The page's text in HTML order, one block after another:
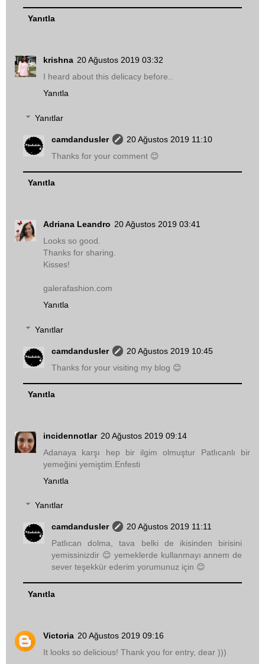
Yanıtla
krishna 20 Ağustos 2019 03:32
I heard about this delicacy before..
Yanıtla
Yanıtlar
camdandusler
20 Ağustos 2019 11:10
Thanks for your comment 😊
Yanıtla
Adriana Leandro 20 Ağustos 2019 03:41
Looks so good.
Thanks for sharing.
Kisses!
galerafashion.com
Yanıtla
Yanıtlar
camdandusler
20 Ağustos 2019 10:45
Thanks for your visiting my blog 😊
Yanıtla
incidennotlar 20 Ağustos 2019 09:14
Adanaya karşı hep bir ilgim olmuştur Patlıcanlı bir
yemeğini yemiştim.Enfesti
Yanıtla
Yanıtlar
camdandusler
20 Ağustos 2019 11:11
Patlıcan dolma, tava belki de ikisinden birisini
yemissinizdir 😊 yemeklerde kullanmayı annem de
sever teşekkür ederim yorumunuz için 😊
Yanıtla
Victoria 20 Ağustos 2019 09:16
It looks so delicious! Thank you for entry, dear )))